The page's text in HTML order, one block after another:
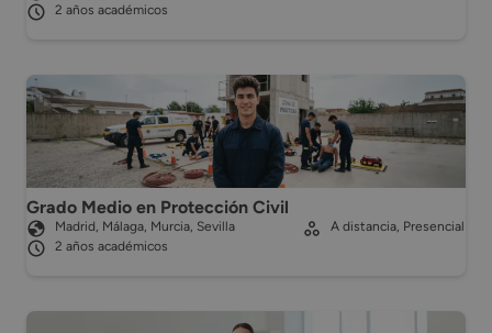
2 años académicos
Grado Medio en Protección Civil
Madrid, Málaga, Murcia, Sevilla
2 años académicos
A distancia, Presencial